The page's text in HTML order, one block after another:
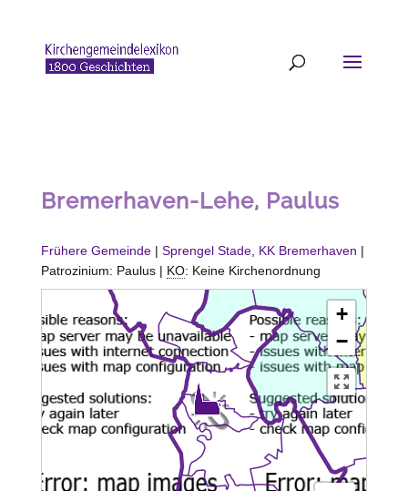
Bremerhaven-Lehe, Paulus
Frühere Gemeinde| Sprengel Stade, KK Bremerhaven |
Patrozinium: Paulus | KO: Keine Kirchenordnung
+
−